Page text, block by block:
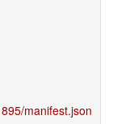
manifest.json